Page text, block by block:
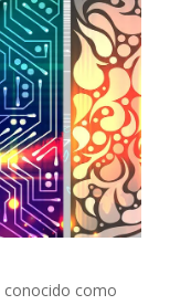
conocido como